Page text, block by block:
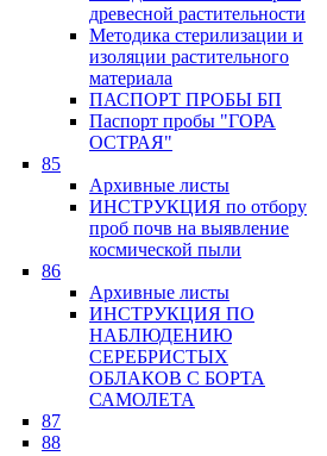
древесной растительности
Методика стерилизации и
изоляции растительного
материала
ПАСПОРТ ПРОБЫ БП
Паспорт пробы "ГОРА
ОСТРАЯ"
85
Архивные листы
ИНСТРУКЦИЯ по отбору
проб почв на выявление
космической пыли
86
Архивные листы
ИНСТРУКЦИЯ ПО
НАБЛЮДЕНИЮ
СЕРЕБРИСТЫХ
ОБЛАКОВ С БОРТА
САМОЛЕТА
87
88